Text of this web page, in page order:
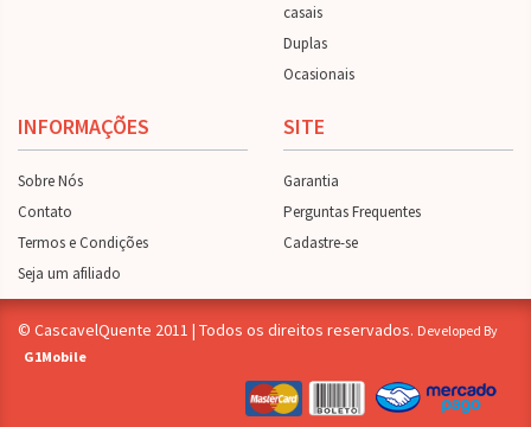
casais
Duplas
Ocasionais
INFORMAÇÕES
Sobre Nós
Contato
Termos e Condições
Seja um afiliado
SITE
Garantia
Perguntas Frequentes
Cadastre-se
© CascavelQuente 2011 | Todos os direitos reservados. Developed By
G1Mobile